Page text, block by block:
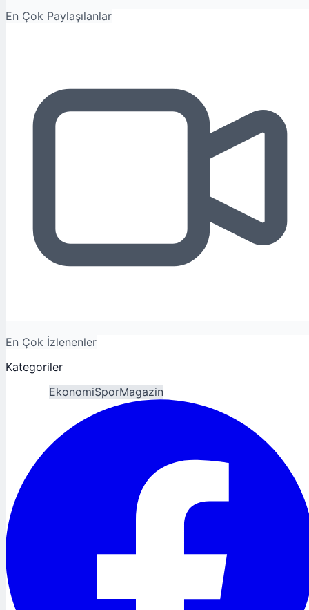
En Çok Paylaşılanlar
En Çok İzlenenler
Kategoriler
EkonomiSporMagazin